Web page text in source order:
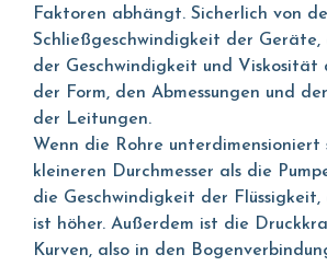
Faktoren abhängt. Sicherlich von
Schließgeschwindigkeit der Geräte,
der Geschwindigkeit und Viskosität
der Form, den Abmessungen und
der Leitungen.
Wenn die Rohre unterdimensioniert
kleineren Durchmesser als die
die Geschwindigkeit der
ist höher. Außerdem ist die
Kurven, also in den